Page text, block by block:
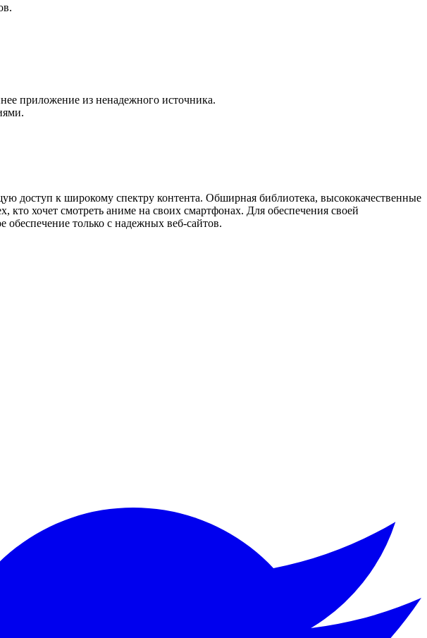
приложение из ненадежного источника.
к широкому спектру контента. Обширная библиотека, высококачественные
хочет смотреть аниме на своих смартфонах. Для обеспечения своей
только с надежных веб-сайтов.